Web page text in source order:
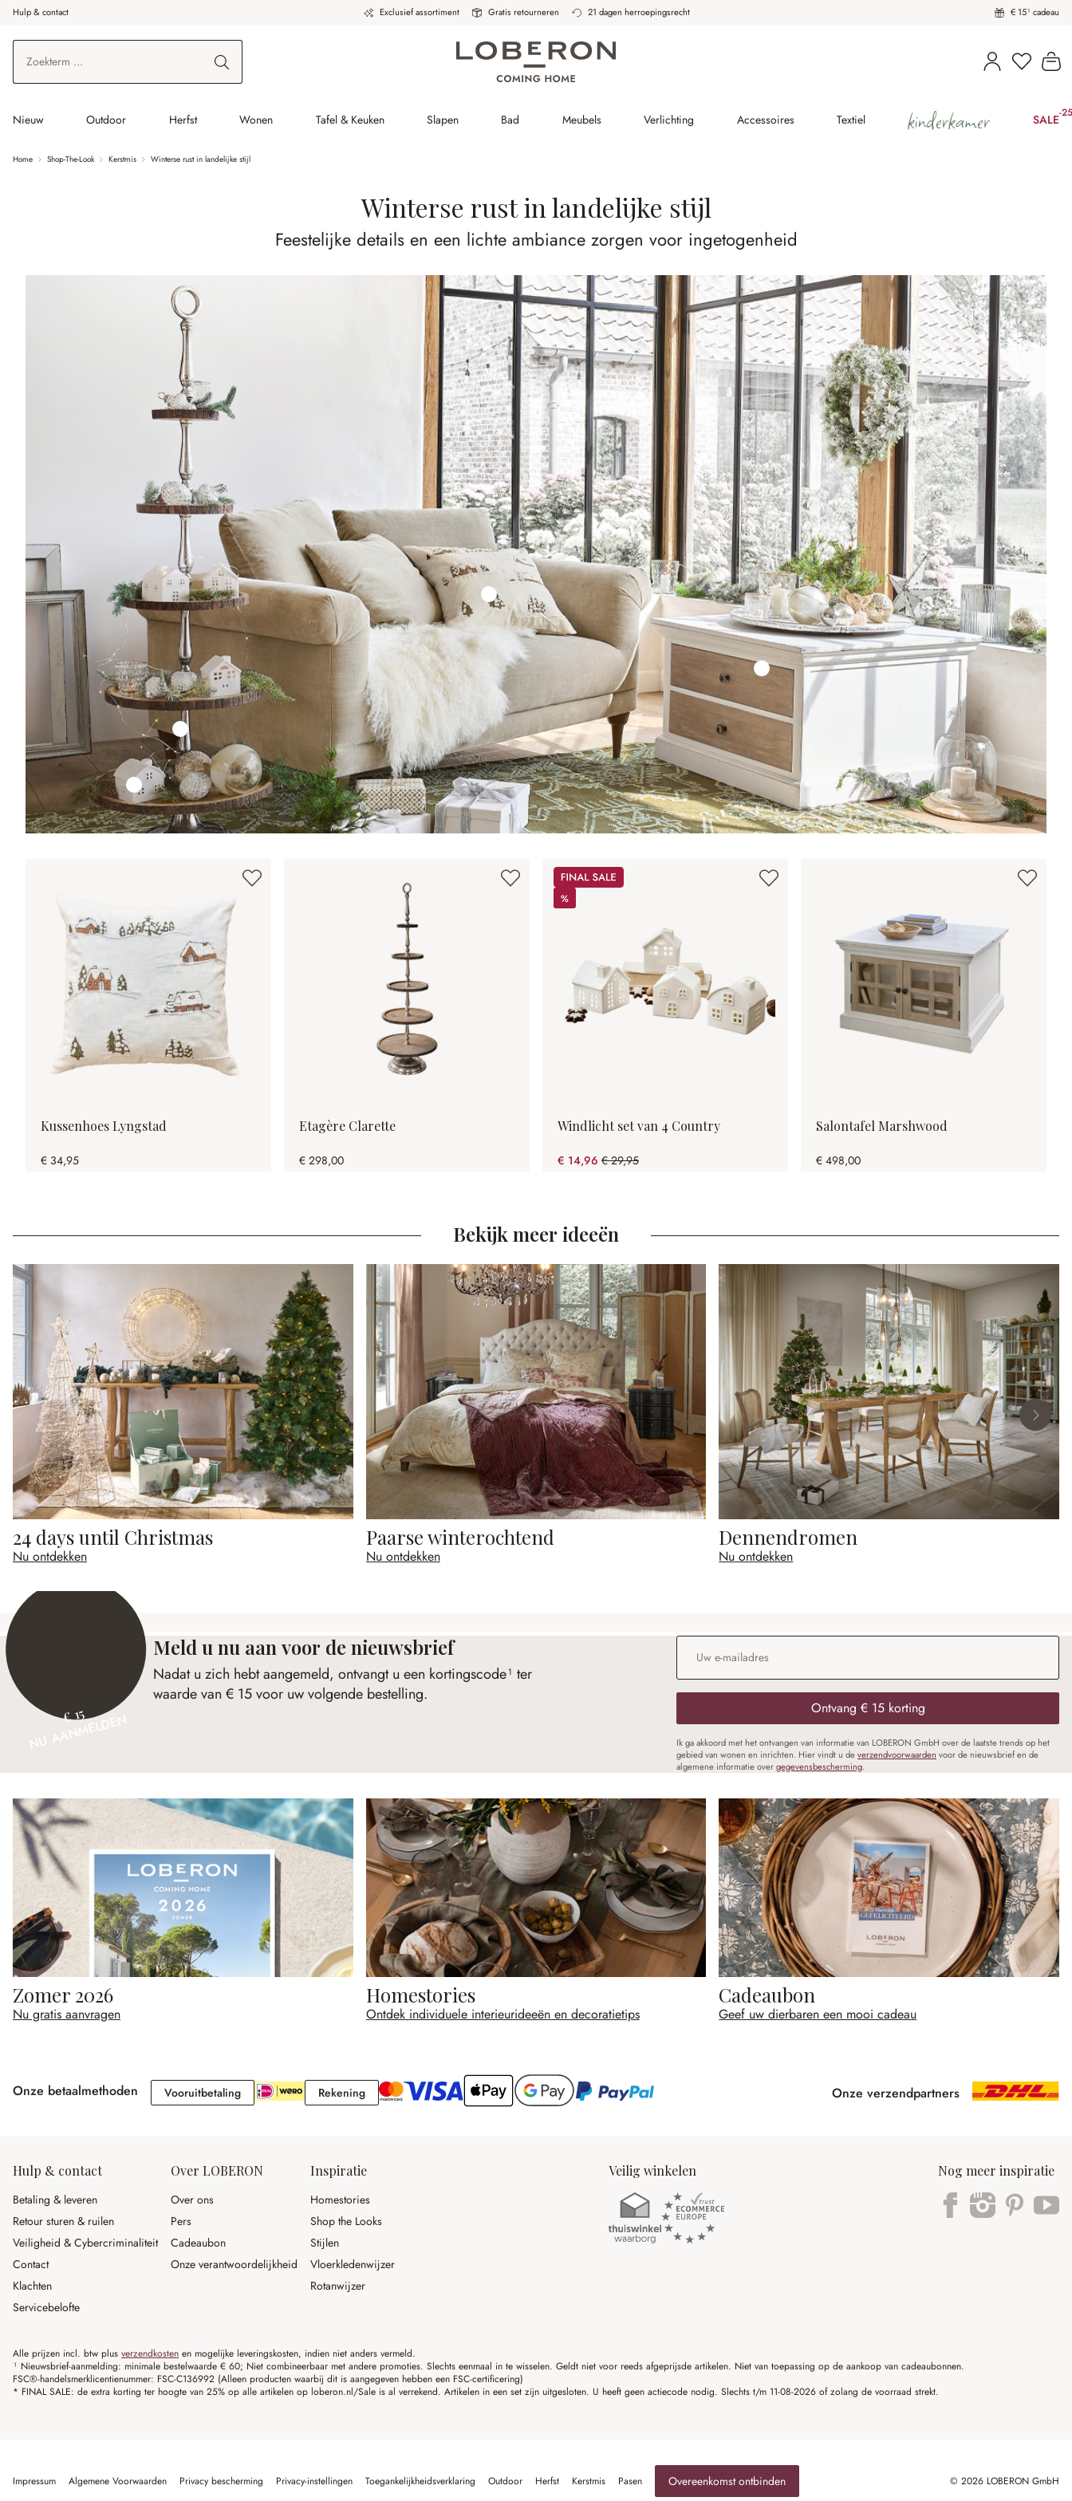
de hoofdinhoud
Ga naar zoeken
Ga naar de hoofdnavigatie
Hulp & contact Exclusief assortiment Gratis retourneren 21 dagen herroepingsrecht € 15¹ cadeau
U heeft
Nieuw Outdoor Herfst Wonen Tafel & Keuken Slapen Bad Meubels Verlichting Accessoires Textiel kinderkamer SALE-
Home Shop-The-Look Kerstmis Winterse rust in landelijke stijl
Winterse rust in landelijke stijl
Feestelijke details en een lichte ambiance zorgen voor ingetogenheid
Kussenhoes Lyngstad
€ 34,95
Etagère Clarette
€ 298,00
Sale
%
%
Windlicht set van 4 Country
€ 14,96 € 29,95
(50.05% gespart)
Salontafel Marshwood
€ 498,00
Bekijk meer ideeën
24 days until Christmas
Nu ontdekken
Paarse winterochtend
Nu ontdekken
Dennendromen
Nu ontdekken
€ 15
NU AANMELDEN
Meld u nu aan voor de nieuwsbrief
Nadat u zich hebt aangemeld, ontvangt u een kortingscode¹ ter
waarde van € 15 voor uw volgende bestelling.
E-mailadres
Ontvang € 15 korting
Ik ga akkoord met het ontvangen van informatie van LOBERON GmbH over de laatste trends op het
gebied van wonen en inrichten. Hier vindt u deverzendvoorwaarden voor de nieuwsbrief en de
algemene informatie overgegevensbescherming.
Zomer 2026
Nu gratis aanvragen
Homestories
Ontdek individuele interieurideeën en decoratietips
Cadeaubon
Geef uw dierbaren een mooi cadeau
Onze betaalmethoden VooruitbetalingVooruitbetaling RekeningRekening Onze verzendpartners
Hulp & contact
Betaling & leveren
Retour sturen & ruilen
Veiligheid & Cybercriminaliteit
Contact
Klachten
Servicebelofte
Over LOBERON
Over ons
Pers
Cadeaubon
Onze verantwoordelijkheid
Inspiratie
Homestories
Shop the Looks
Stijlen
Vloerkledenwijzer
Rotanwijzer
Veilig winkelen Nog meer inspiratie
Alle prijzen incl. btw plus verzendkosten en mogelijke leveringskosten, indien niet anders vermeld.
¹ Nieuwsbrief-aanmelding: minimale bestelwaarde € 60; Niet combineerbaar met andere promoties. Slechts eenmaal in te wisselen. Geldt niet voor reeds afgeprijsde artikelen. Niet van toepassing op de aankoop van cadeaubonnen.
FSC®-handelsmerklicentienummer: FSC-C136992 (Alleen producten waarbij dit is aangegeven hebben een FSC-certificering)
* FINAL SALE: de extra korting ter hoogte van 25% op alle artikelen op loberon.nl/Sale is al verrekend. Artikelen in een set zijn uitgesloten. U heeft geen actiecode nodig. Slechts t/m 11-08-2026 of zolang de voorraad strekt.
Impressum Algemene Voorwaarden Privacy bescherming Privacy-instellingen Toegankelijkheidsverklaring Outdoor Herfst Kerstmis Pasen Overeenkomst ontbinden © 2026 LOBERON GmbH